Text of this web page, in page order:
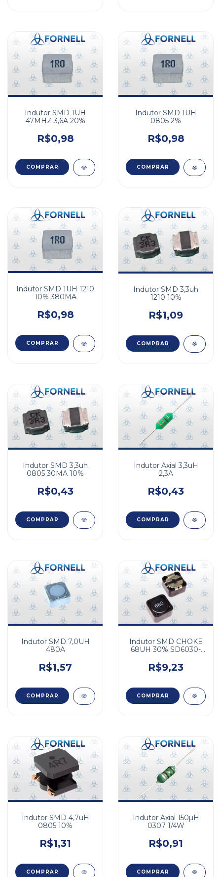
Indutor SMD 1UH
47MHZ 3,6A 20%
R$0,98
Indutor SMD 1UH
0805 2%
R$0,98
Indutor SMD 1UH 1210
10% 380MA
R$0,98
Indutor SMD 3,3uh
1210 10%
R$1,09
Indutor SMD 3,3uh
0805 30MA 10%
R$0,43
Indutor Axial 3,3uH
2,3A
R$0,43
Indutor SMD 7,0UH
480A
R$1,57
Indutor SMD CHOKE
68UH 30% SD6030-
R$9,23
Indutor SMD 4,7uH
0805 10%
R$1,31
Indutor Axial 150µH
0307 1/4W
R$0,91